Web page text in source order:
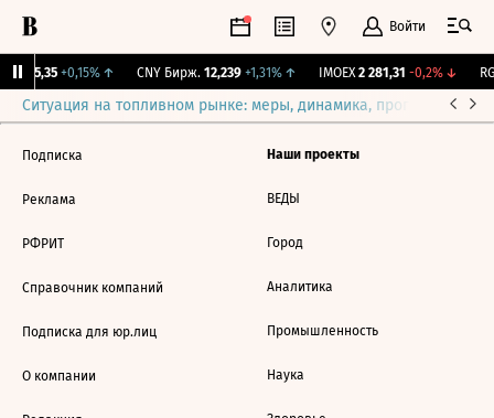
Войти
115,35 +0,15%↑ CNY Бирж. 12,239 +1,31%↑ IMOEX 2 281,31 -0,2%↓
Ситуация на топливном рынке: меры, динамика, прогнозы
Подписка
Реклама
РФРИТ
Справочник компаний
Подписка для юр.лиц
О компании
Наши проекты
ВЕДЫ
Город
Аналитика
Промышленность
Наука